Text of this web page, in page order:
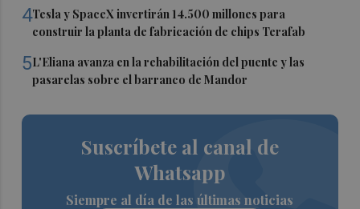
4Tesla y SpaceX invertirán 14.500 millones para
construir la planta de fabricación de chips Terafab
5L'Eliana avanza en la rehabilitación del puente y las
pasarelas sobre el barranco de Mandor
Suscríbete al canal de
Whatsapp
Siempre al día de las últimas noticias